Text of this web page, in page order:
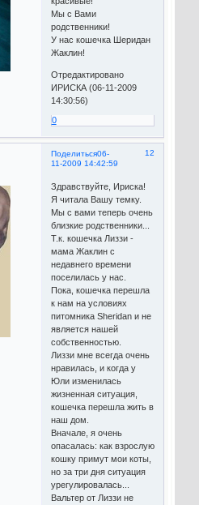
Мы с Вами
родственники!
У нас кошечка Шеридан
Жаклин!
Отредактировано
ИРИСКА (06-11-2009
14:30:56)
0
Поделиться 12
06-
11-2009 14:42:59
Здравствуйте, Ириска!
Я читала Вашу темку.
Мы с вами теперь очень
близкие родственники...
Т.к. кошечка Лиззи -
мама Жаклин с
недавнего времени
поселилась у нас.
Пока, кошечка перешла
к нам на условиях
питомника Sheridan и не
является нашей
собственностью.
Лиззи мне всегда очень
нравилась, и когда у
Юли изменилась
жизненная ситуация,
кошечка перешла жить в
наш дом.
Вначале, я очень
опасалась: как взрослую
кошку примут мои коты,
но за три дня ситуация
урегулировалась...
Вальтер от Лиззи не